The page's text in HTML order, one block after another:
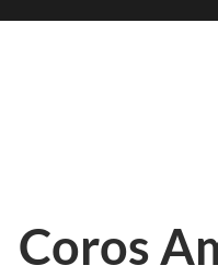
Coros